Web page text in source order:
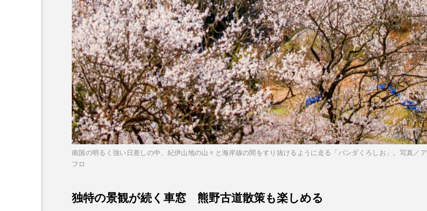
南国の明るく強い日差しの中、紀伊山地の山々と海岸線の間をすり抜けるように走る「パンダくろしお」。写真／ア
フロ
独特の景観が続く車窓 熊野古道散策も楽しめる